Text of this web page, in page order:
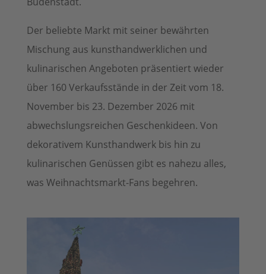
Der beliebte Markt mit seiner bewährten
Mischung aus kunsthandwerklichen und
kulinarischen Angeboten präsentiert wieder
über 160 Verkaufsstände in der Zeit vom 18.
November bis 23. Dezember 2026 mit
abwechslungsreichen Geschenkideen. Von
dekorativem Kunsthandwerk bis hin zu
kulinarischen Genüssen gibt es nahezu alles,
was Weihnachtsmarkt-Fans begehren.